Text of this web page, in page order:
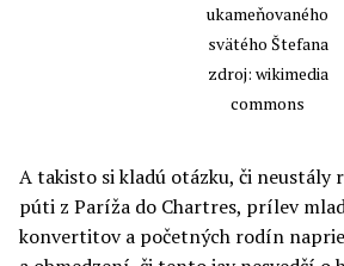
ukameňovaného
svätého Štefana
zdroj: wikimedia
commons
A takisto si kladú otázku, či neustály
púti z Paríža do Chartres, prílev
konvertitov a početných rodín